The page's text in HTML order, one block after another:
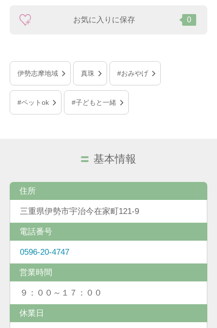
お気に入りに保存 0
伊勢志摩地域 真珠 #おみやげ
#ペットok #子どもと一緒
基本情報
住所
三重県伊勢市宇治今在家町121-9
電話番号
0596-20-4747
営業時間
９：００～１７：００
休業日